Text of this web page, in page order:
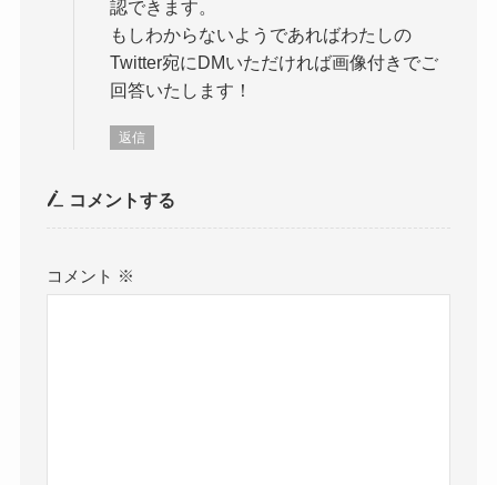
認できます。
もしわからないようであればわたしの
Twitter宛にDMいただければ画像付きでご
回答いたします！
返信
コメントする
コメント ※